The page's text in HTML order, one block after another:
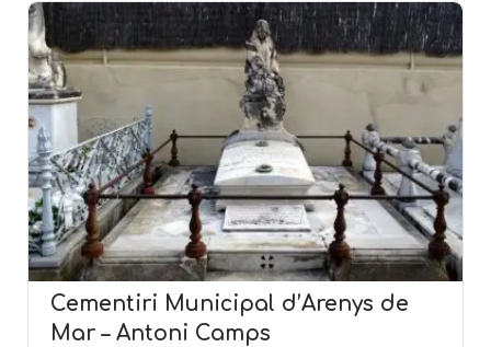
Cementiri Municipal d’Arenys de
Mar – Antoni Camps